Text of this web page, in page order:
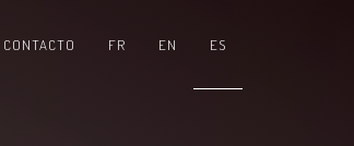
CONTACTO FR EN ES